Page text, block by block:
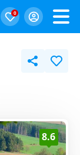
0
8.6